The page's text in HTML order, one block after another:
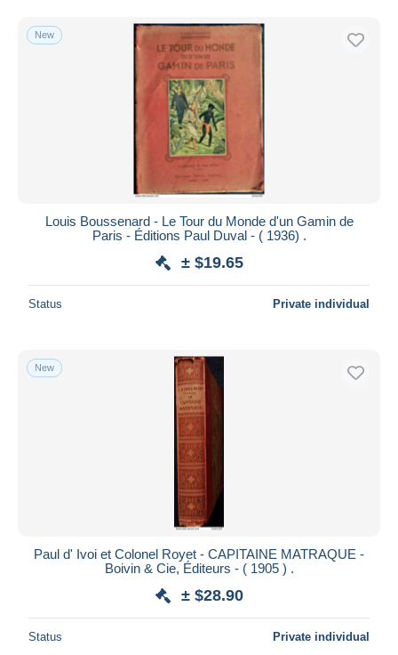
New
Louis Boussenard - Le Tour du Monde d'un Gamin de
Paris - Éditions Paul Duval - ( 1936) .
± $19.65
Status Private individual
New
Paul d' Ivoi et Colonel Royet - CAPITAINE MATRAQUE -
Boivin & Cie, Éditeurs - ( 1905 ) .
± $28.90
Status Private individual